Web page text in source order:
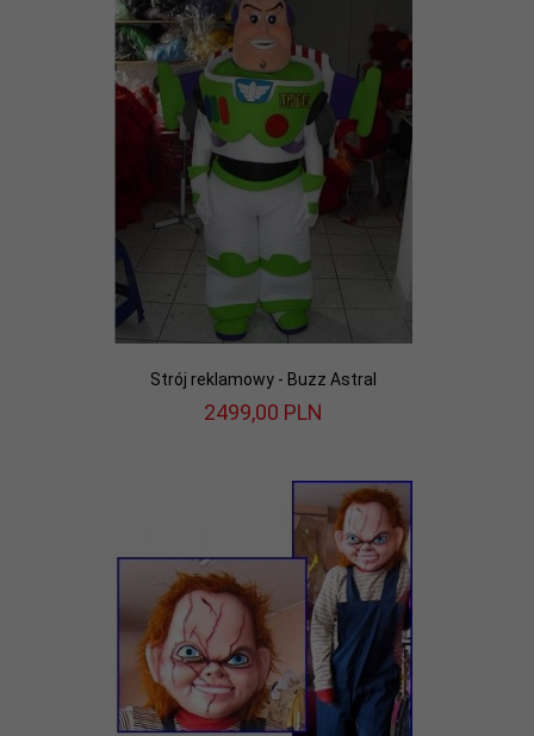
Strój reklamowy - Buzz Astral
2499,00 PLN